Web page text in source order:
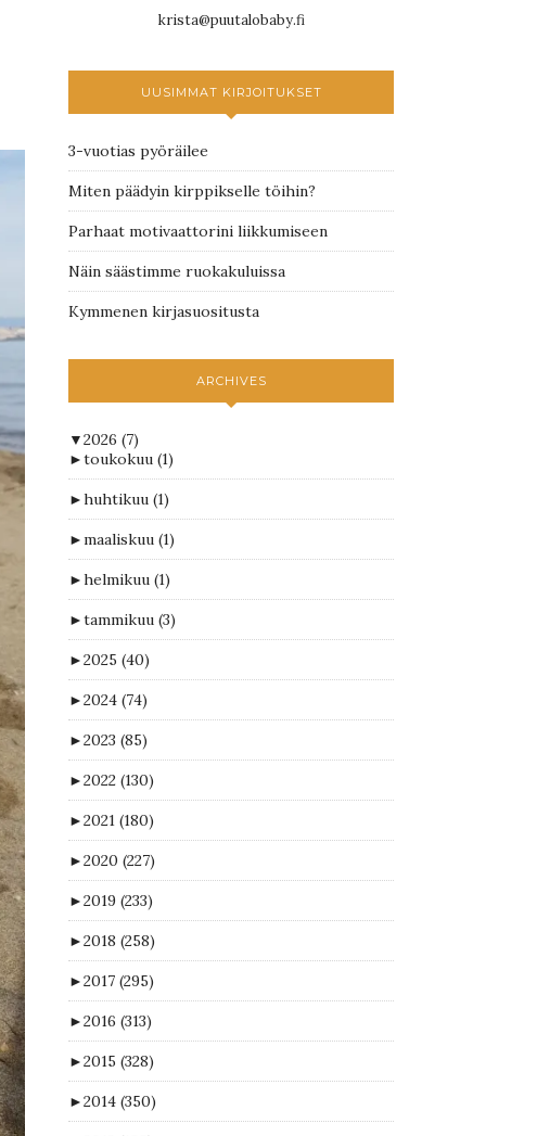
krista@puutalobaby.fi
UUSIMMAT KIRJOITUKSET
3-vuotias pyöräilee
Miten päädyin kirppikselle töihin?
Parhaat motivaattorini liikkumiseen
Näin säästimme ruokakuluissa
Kymmenen kirjasuositusta
ARCHIVES
▼2026 (7)
►toukokuu (1)
►huhtikuu (1)
►maaliskuu (1)
►helmikuu (1)
►tammikuu (3)
►2025 (40)
►2024 (74)
►2023 (85)
►2022 (130)
►2021 (180)
►2020 (227)
►2019 (233)
►2018 (258)
►2017 (295)
►2016 (313)
►2015 (328)
►2014 (350)